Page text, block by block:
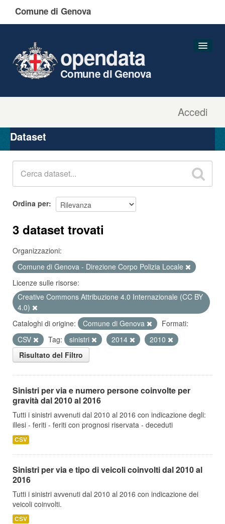
Comune di Genova
Accedi
opendata
Comune di Genova
Organizzazioni
Gruppi
Dataset
Ordina per
3 dataset trovati
Organizzazioni:
Comune di Genova - Direzione Corpo Polizia Locale
Licenze sulle risorse:
Creative Commons Attribuzione 4.0 Internazionale (CC BY
4.0)
Cataloghi di origine:
Comune di Genova
Formati:
CSV
Tag: sinistri 2014
2010
Risultato del Filtro
Sinistri per via e numero persone coinvolte per
gravità dal 2010 al 2016
Tutti i sinistri avvenuti dal 2010 al 2016 con indicazione degli:
illesi - feriti - feriti con prognosi riservata - deceduti
CSV
Sinistri per via e tipo di veicoli coinvolti dal 2010 al
2016
Tutti i sinistri avvenuti dal 2010 al 2016 con indicazione dei
veicoli coinvolti.
CSV